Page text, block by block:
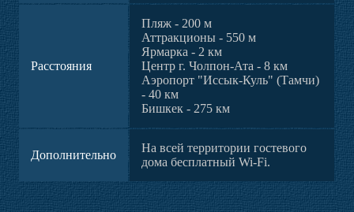
Расстояния
Пляж - 200 м
Аттракционы - 550 м
Ярмарка - 2 км
Центр г. Чолпон-Ата - 8 км
Аэропорт "Иссык-Куль" (Тамчи)
- 40 км
Бишкек - 275 км
Дополнительно
На всей территории гостевого
дома бесплатный Wi-Fi.